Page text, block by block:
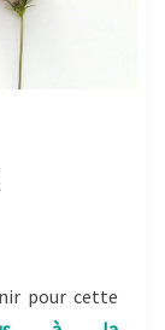
pour cette